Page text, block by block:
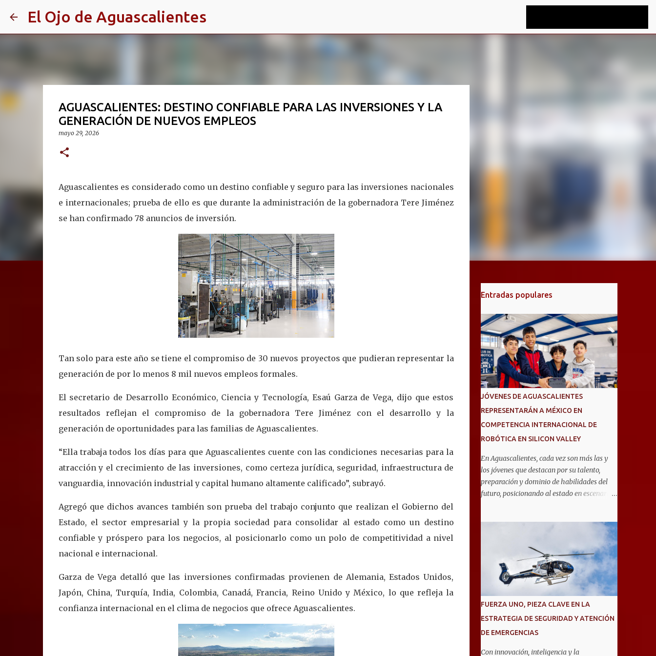
El Ojo de Aguascalientes
AGUASCALIENTES: DESTINO CONFIABLE PARA LAS INVERSIONES Y LA
GENERACIÓN DE NUEVOS EMPLEOS
mayo 29, 2026
Aguascalientes es considerado como un destino confiable y seguro para las inversiones nacionales
e internacionales; prueba de ello es que durante la administración de la gobernadora Tere Jiménez
se han confirmado 78 anuncios de inversión.
Tan solo para este año se tiene el compromiso de 30 nuevos proyectos que pudieran representar la
generación de por lo menos 8 mil nuevos empleos formales.
El secretario de Desarrollo Económico, Ciencia y Tecnología, Esaú Garza de Vega, dijo que estos
resultados reflejan el compromiso de la gobernadora Tere Jiménez con el desarrollo y la
generación de oportunidades para las familias de Aguascalientes.
“Ella trabaja todos los días para que Aguascalientes cuente con las condiciones necesarias para la
atracción y el crecimiento de las inversiones, como certeza jurídica, seguridad, infraestructura de
vanguardia, innovación industrial y capital humano altamente calificado”, subrayó.
Agregó que dichos avances también son prueba del trabajo conjunto que realizan el Gobierno del
Estado, el sector empresarial y la propia sociedad para consolidar al estado como un destino
confiable y próspero para los negocios, al posicionarlo como un polo de competitividad a nivel
nacional e internacional.
Garza de Vega detalló que las inversiones confirmadas provienen de Alemania, Estados Unidos,
Japón, China, Turquía, India, Colombia, Canadá, Francia, Reino Unido y México, lo que refleja la
confianza internacional en el clima de negocios que ofrece Aguascalientes.
Entradas populares
JÓVENES DE AGUASCALIENTES
REPRESENTARÁN A MÉXICO EN
COMPETENCIA INTERNACIONAL DE
ROBÓTICA EN SILICON VALLEY
En Aguascalientes, cada vez son más las y
los jóvenes que destacan por su talento,
preparación y dominio de habilidades del
futuro, posicionando al estado en escenarios
General No. 6, que clasificó a la competencia
internacional RoboRAVE 2026, a realizarse
en julio en Silicon Valley, California, donde
competirán con jóvenes de todo el mundo. Su
pase lo obtuvieron en RoboRAVE México
2025, en Puerto Vallarta, tras destacar por su
precisión, creatividad y habilidades en
programación, diseño de prototipos y
trabajo en equipo. Divididos en cinco
equipos, participarán en la categoría Fast
FUERZA UNO, PIEZA CLAVE EN LA
ESTRATEGIA DE SEGURIDAD Y ATENCIÓN
DE EMERGENCIAS
Con innovación, inteligencia y la